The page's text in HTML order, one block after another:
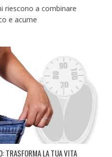
riescono a combinare
e acume
TRASFORMA LA TUA VITA